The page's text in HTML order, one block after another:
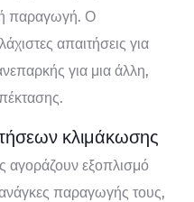
παραγωγή. Ο
απαιτήσεις για
για μια άλλη,
κλιμάκωσης
αγοράζουν εξοπλισμό
παραγωγής τους,